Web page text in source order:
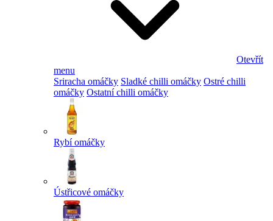
Otevřít
menu
Sriracha omáčky Sladké chilli omáčky Ostré chilli
omáčky Ostatní chilli omáčky
Rybí omáčky
Ústřicové omáčky